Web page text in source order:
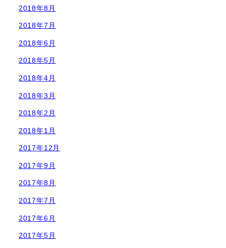
2018年8月
2018年7月
2018年6月
2018年5月
2018年4月
2018年3月
2018年2月
2018年1月
2017年12月
2017年9月
2017年8月
2017年7月
2017年6月
2017年5月